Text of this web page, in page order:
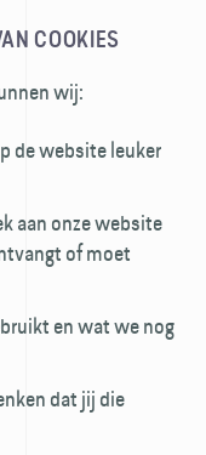
COOKIES
wij:
de website leuker
aan onze website
of moet
en wat we nog
dat jij die